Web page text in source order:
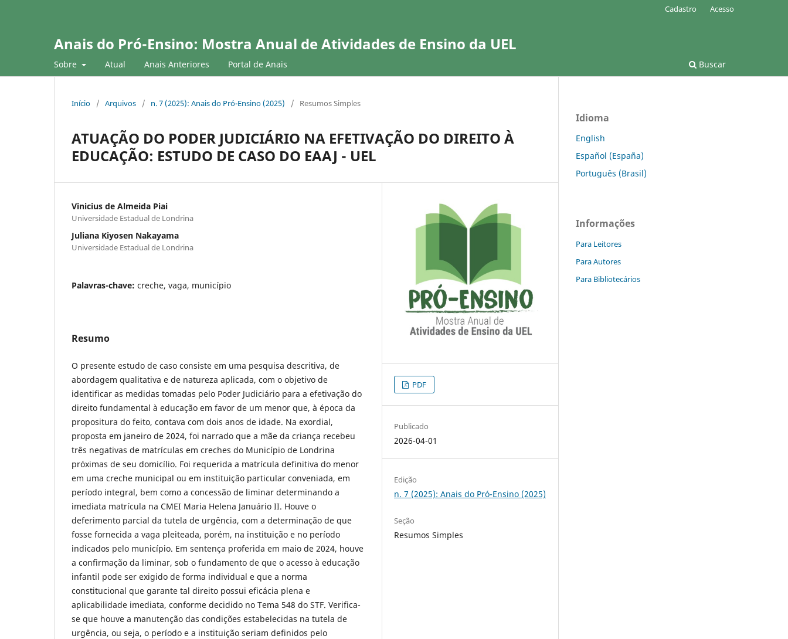
Anais do Pró-Ensino: Mostra Anual de Atividades de Ensino da UEL
Sobre Atual Anais Anteriores Portal de Anais Buscar
Cadastro Acesso
Início / Arquivos / n. 7 (2025): Anais do Pró-Ensino (2025) / Resumos Simples
ATUAÇÃO DO PODER JUDICIÁRIO NA EFETIVAÇÃO DO DIREITO À
EDUCAÇÃO: ESTUDO DE CASO DO EAAJ - UEL
Vinicius de Almeida Piai
Universidade Estadual de Londrina
Juliana Kiyosen Nakayama
Universidade Estadual de Londrina
Palavras-chave: creche, vaga, município
Resumo
O presente estudo de caso consiste em uma pesquisa descritiva, de
abordagem qualitativa e de natureza aplicada, com o objetivo de
identificar as medidas tomadas pelo Poder Judiciário para a efetivação do
direito fundamental à educação em favor de um menor que, à época da
propositura do feito, contava com dois anos de idade. Na exordial,
proposta em janeiro de 2024, foi narrado que a mãe da criança recebeu
três negativas de matrículas em creches do Município de Londrina
próximas de seu domicílio. Foi requerida a matrícula definitiva do menor
em uma creche municipal ou em instituição particular conveniada, em
período integral, bem como a concessão de liminar determinando a
imediata matrícula na CMEI Maria Helena Januário II. Houve o
deferimento parcial da tutela de urgência, com a determinação de que
fosse fornecida a vaga pleiteada, porém, na instituição e no período
indicados pelo município. Em sentença proferida em maio de 2024, houve
a confirmação da liminar, sob o fundamento de que o acesso à educação
infantil pode ser exigido de forma individual e que a norma
constitucional que garante tal direito possui eficácia plena e
aplicabilidade imediata, conforme decidido no Tema 548 do STF. Verifica-
se que houve a manutenção das condições estabelecidas na tutela de
urgência, ou seja, o período e a instituição seriam definidos pelo
PDF
Publicado
2026-04-01
Edição
n. 7 (2025): Anais do Pró-Ensino (2025)
Seção
Resumos Simples
Idioma
English
Español (España)
Português (Brasil)
Informações
Para Leitores
Para Autores
Para Bibliotecários